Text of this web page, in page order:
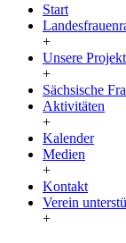
Start
+
Unsere
+
Sächsische
Aktivitäten
+
Kalender
Medien
+
Kontakt
Verein
+